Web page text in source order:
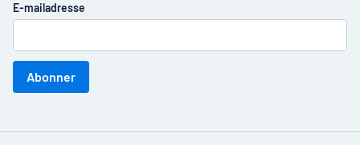
E-mailadresse
Abonner